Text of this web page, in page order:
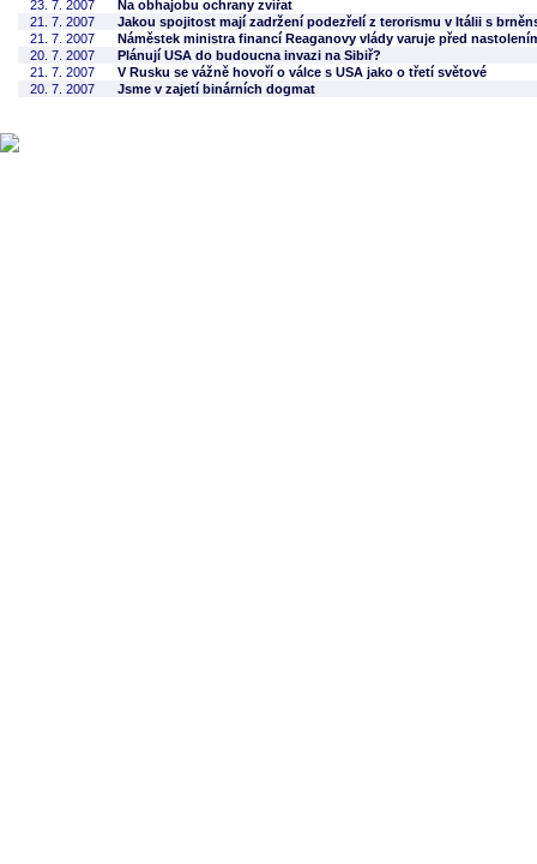
23. 7. 2007
Na obhajobu ochrany zvířat
21. 7. 2007
Jakou spojitost mají zadržení podezřelí z terorismu v Itálii s
21. 7. 2007
Náměstek ministra financí Reaganovy vlády varuje před
20. 7. 2007
Plánují USA do budoucna invazi na Sibiř?
21. 7. 2007
V Rusku se vážně hovoří o válce s USA jako o třetí světové
20. 7. 2007
Jsme v zajetí binárních dogmat